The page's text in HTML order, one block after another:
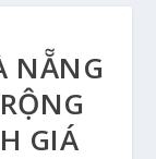
NẴNG
GIÁ